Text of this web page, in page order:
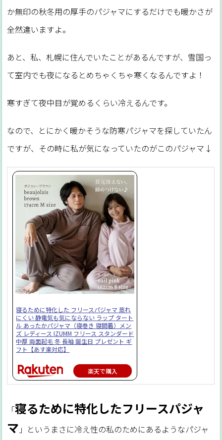
か無印の秋冬用の厚手のパジャマにするだけでも暖かさが
全然違いますよ。
あと、私、札幌に住んでいたことがあるんですが、雪国っ
て室内でも夜になるとめちゃくちゃ寒くなるんですよ！
寒すぎて夜中目が覚めるくらい冷えるんです。
なので、とにかく暖かそうな防寒パジャマを探していたん
ですが、その時に私が気になっていたのがこのパジャマ↓
寝るために特化した フリースパジャマ 蒸れ
にくい 静電気も気にならない ラップ タート
ル あったかパジャマ（寝巻き 寝間着）メン
ズ レディース IZUMM フリース スタンダード
中厚 両面起毛 冬 長袖 誕生日 プレゼント ギ
フト【あす楽対応】
楽天で購入
「寝るために特化したフリースパジャ
マ 」というまさに冷え性の私のためにあるようなパジャ